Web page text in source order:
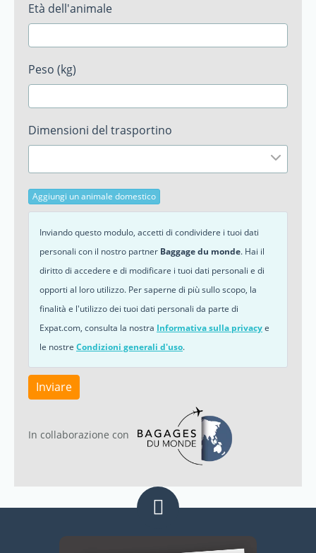
Età dell'animale
Peso (kg)
Dimensioni del trasportino
Aggiungi un animale domestico
Inviando questo modulo, accetti di condividere i tuoi dati
personali con il nostro partner Baggage du monde. Hai il
diritto di accedere e di modificare i tuoi dati personali e di
opporti al loro utilizzo. Per saperne di più sullo scopo, la
finalità e l'utilizzo dei tuoi dati personali da parte di
Expat.com, consulta la nostra Informativa sulla privacye
le nostre Condizioni generali d'uso.
Inviare
In collaborazione con